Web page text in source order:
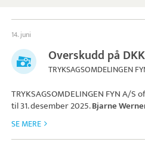
14. juni
Overskudd på
TRYKSAGSOMDELINGEN
TRYKSAGSOMDELINGEN FYN A/S
til 31. desember 2025.Bjarne
SE MERE